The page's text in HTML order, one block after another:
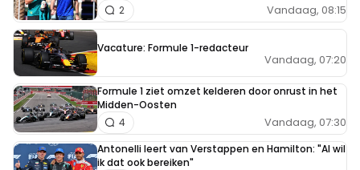
Vandaag, 08:15
2
Vacature: Formule 1-redacteur
Vandaag, 07:20
Formule 1 ziet omzet kelderen door onrust in het
Midden-Oosten
Vandaag, 07:30
4
Antonelli leert van Verstappen en Hamilton: "Al wil
ik dat ook bereiken"